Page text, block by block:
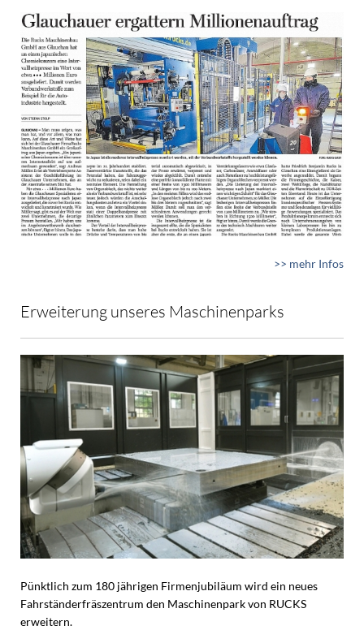
>> mehr Infos
Erweiterung unseres Maschinenparks
Pünktlich zum 180 jährigen Firmenjubiläum wird ein neues
Fahrständerfräszentrum den Maschinenpark von RUCKS
erweitern.